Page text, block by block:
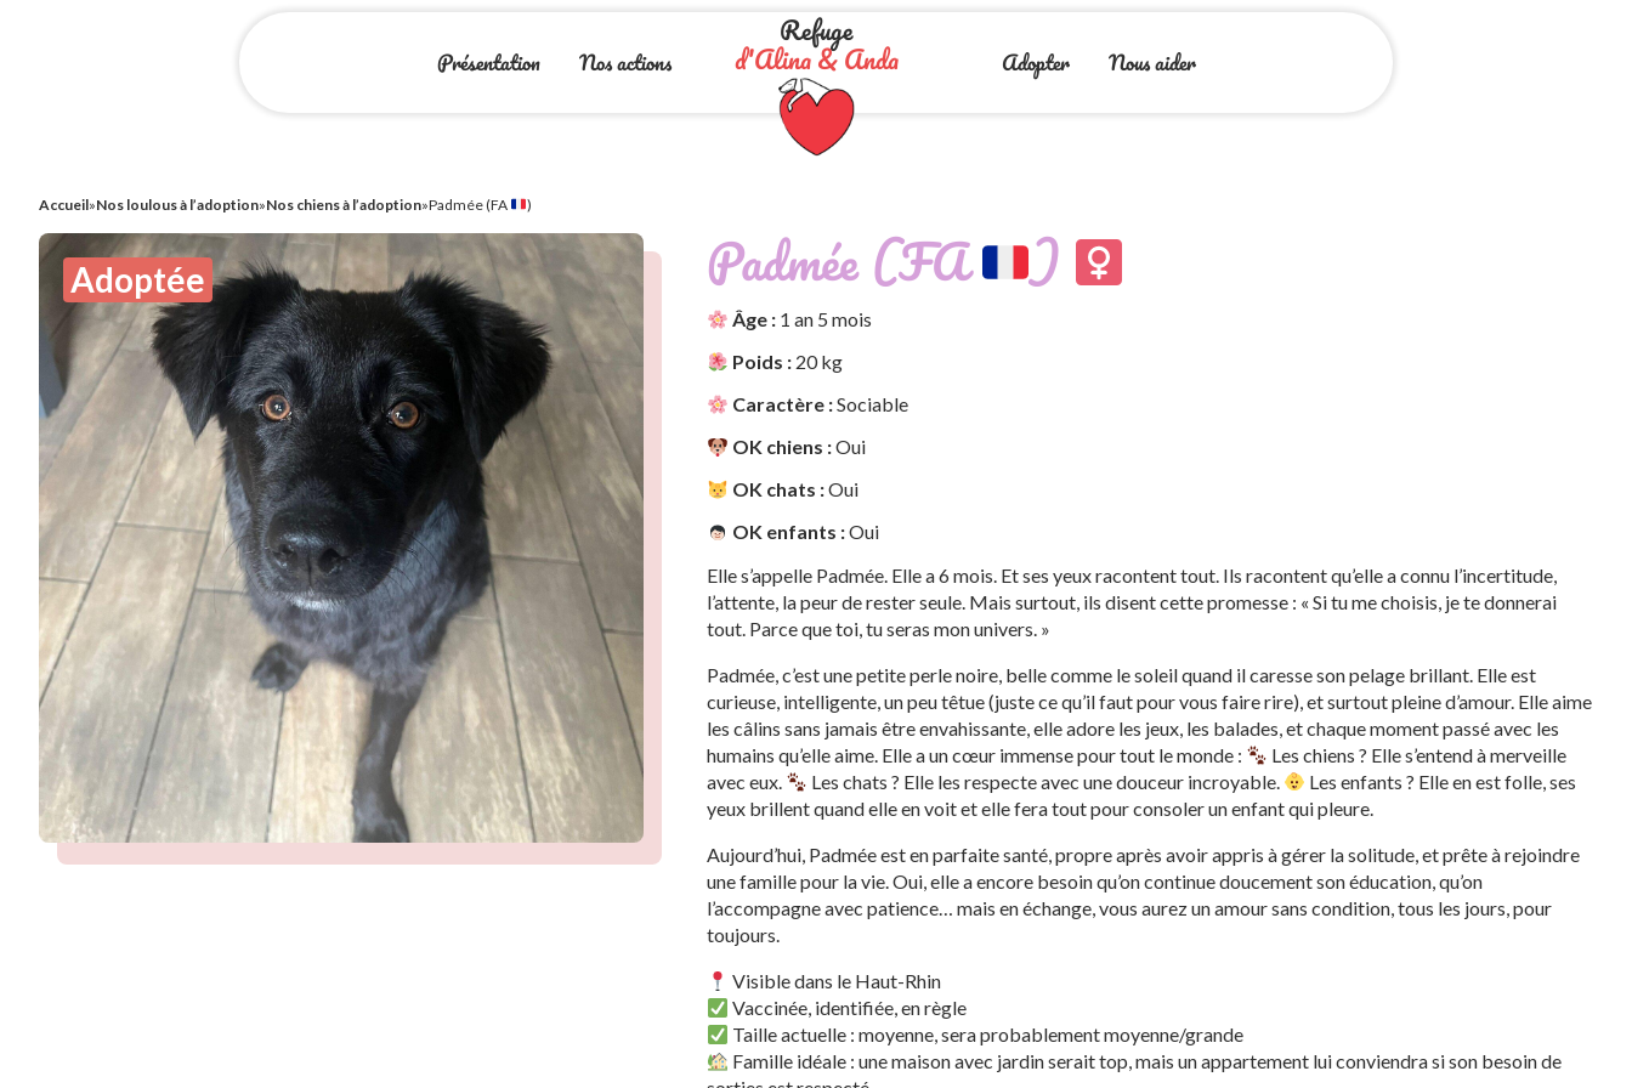
Refuge
d'Alina & Anda
Présentation Nos actions Adopter Nous aider
Accueil»Nos loulous à l’adoption»Nos chiens à l’adoption»Padmée (FA )
Adoptée Padmée (FA )
Âge :1 an 5 mois
Poids :20 kg
Caractère :Sociable
OK chiens :Oui
OK chats :Oui
OK enfants :Oui
Elle s’appelle Padmée. Elle a 6 mois. Et ses yeux racontent tout. Ils racontent qu’elle a connu l’incertitude,
l’attente, la peur de rester seule. Mais surtout, ils disent cette promesse : « Si tu me choisis, je te donnerai
tout. Parce que toi, tu seras mon univers. »
Padmée, c’est une petite perle noire, belle comme le soleil quand il caresse son pelage brillant. Elle est
curieuse, intelligente, un peu têtue (juste ce qu’il faut pour vous faire rire), et surtout pleine d’amour. Elle aime
les câlins sans jamais être envahissante, elle adore les jeux, les balades, et chaque moment passé avec les
humains qu’elle aime. Elle a un cœur immense pour tout le monde :
Les chiens ? Elle s’entend à merveille
avec eux.
Les chats ? Elle les respecte avec une douceur incroyable.
Les enfants ? Elle en est folle, ses
yeux brillent quand elle en voit et elle fera tout pour consoler un enfant qui pleure.
Aujourd’hui, Padmée est en parfaite santé, propre après avoir appris à gérer la solitude, et prête à rejoindre
une famille pour la vie. Oui, elle a encore besoin qu’on continue doucement son éducation, qu’on
l’accompagne avec patience… mais en échange, vous aurez un amour sans condition, tous les jours, pour
toujours.
Visible dans le Haut-Rhin
Vaccinée, identifiée, en règle
Taille actuelle : moyenne, sera probablement moyenne/grande
Famille idéale : une maison avec jardin serait top, mais un appartement lui conviendra si son besoin de